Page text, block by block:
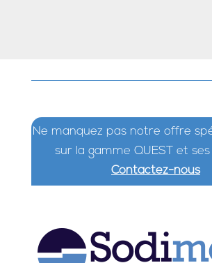
Ne manquez pas notre offre
sur la gamme QUEST et
Contactez-nous